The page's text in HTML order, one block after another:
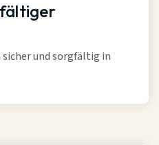
und sorgfältig in